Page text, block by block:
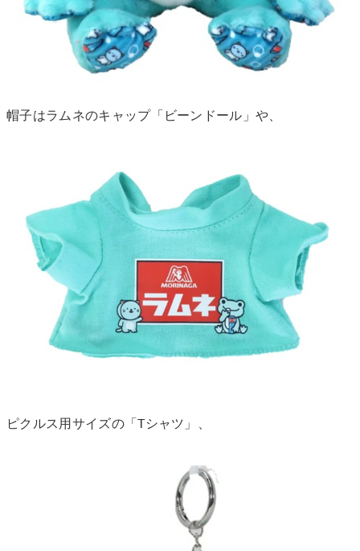
帽子はラムネのキャップ「ビーンドール」や、
ピクルス用サイズの「Tシャツ」、